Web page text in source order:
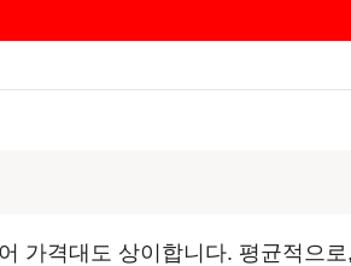
가격대도 상이합니다. 평균적으로